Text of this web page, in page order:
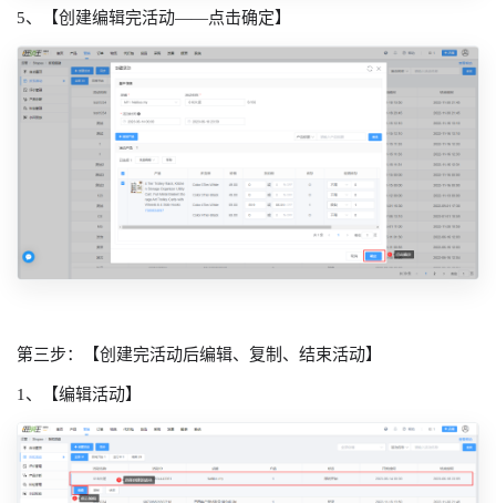
5、【创建编辑完活动——点击确定】
第三步：【创建完活动后编辑、复制、结束活动】
1、【编辑活动】